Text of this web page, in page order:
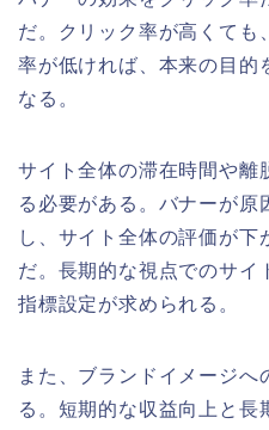
だ。クリック率が高くても
率が低ければ、本来の目的
なる。
サイト全体の滞在時間や離
る必要がある。バナーが原
し、サイト全体の評価が下
だ。長期的な視点でのサイ
指標設定が求められる。
また、ブランドイメージへ
る。短期的な収益向上と長